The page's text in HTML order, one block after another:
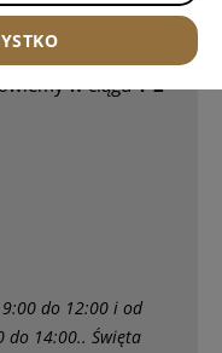
w ciągu1-2
do 12:00 i od
do 14:00.. Święta